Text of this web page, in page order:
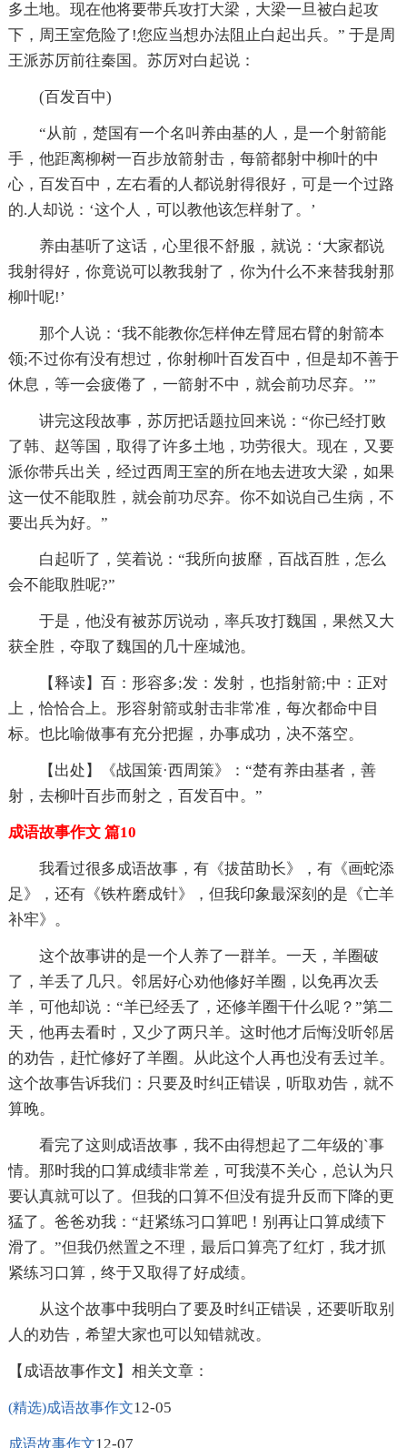
多土地。现在他将要带兵攻打大梁，大梁一旦被白起攻
下，周王室危险了!您应当想办法阻止白起出兵。” 于是周
王派苏厉前往秦国。苏厉对白起说：
(百发百中)
“从前，楚国有一个名叫养由基的人，是一个射箭能
手，他距离柳树一百步放箭射击，每箭都射中柳叶的中
心，百发百中，左右看的人都说射得很好，可是一个过路
的.人却说：‘这个人，可以教他该怎样射了。’
养由基听了这话，心里很不舒服，就说：‘大家都说
我射得好，你竟说可以教我射了，你为什么不来替我射那
柳叶呢!’
那个人说：‘我不能教你怎样伸左臂屈右臂的射箭本
领;不过你有没有想过，你射柳叶百发百中，但是却不善于
休息，等一会疲倦了，一箭射不中，就会前功尽弃。’”
讲完这段故事，苏厉把话题拉回来说：“你已经打败
了韩、赵等国，取得了许多土地，功劳很大。现在，又要
派你带兵出关，经过西周王室的所在地去进攻大梁，如果
这一仗不能取胜，就会前功尽弃。你不如说自己生病，不
要出兵为好。”
白起听了，笑着说：“我所向披靡，百战百胜，怎么
会不能取胜呢?”
于是，他没有被苏厉说动，率兵攻打魏国，果然又大
获全胜，夺取了魏国的几十座城池。
【释读】百：形容多;发：发射，也指射箭;中：正对
上，恰恰合上。形容射箭或射击非常准，每次都命中目
标。也比喻做事有充分把握，办事成功，决不落空。
【出处】《战国策·西周策》：“楚有养由基者，善
射，去柳叶百步而射之，百发百中。”
成语故事作文 篇10
我看过很多成语故事，有《拔苗助长》，有《画蛇添
足》，还有《铁杵磨成针》，但我印象最深刻的是《亡羊
补牢》。
这个故事讲的是一个人养了一群羊。一天，羊圈破
了，羊丢了几只。邻居好心劝他修好羊圈，以免再次丢
羊，可他却说：“羊已经丢了，还修羊圈干什么呢？”第二
天，他再去看时，又少了两只羊。这时他才后悔没听邻居
的劝告，赶忙修好了羊圈。从此这个人再也没有丢过羊。
这个故事告诉我们：只要及时纠正错误，听取劝告，就不
算晚。
看完了这则成语故事，我不由得想起了二年级的`事
情。那时我的口算成绩非常差，可我漠不关心，总认为只
要认真就可以了。但我的口算不但没有提升反而下降的更
猛了。爸爸劝我：“赶紧练习口算吧！别再让口算成绩下
滑了。”但我仍然置之不理，最后口算亮了红灯，我才抓
紧练习口算，终于又取得了好成绩。
从这个故事中我明白了要及时纠正错误，还要听取别
人的劝告，希望大家也可以知错就改。
【成语故事作文】相关文章：
(精选)成语故事作文12-05
成语故事作文12-07